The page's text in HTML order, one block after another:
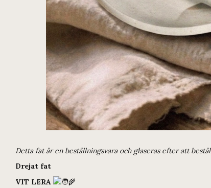
Detta fat är en beställningsvara och glaseras efter att
Drejat fat
VIT LERA